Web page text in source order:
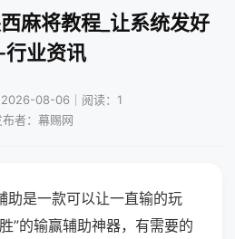
麻将教程_让系统发好
行业资讯
2026-08-06｜阅读：1
布者：幕赐网
助是一款可以让一直输的玩
”的输赢辅助神器，有需要的